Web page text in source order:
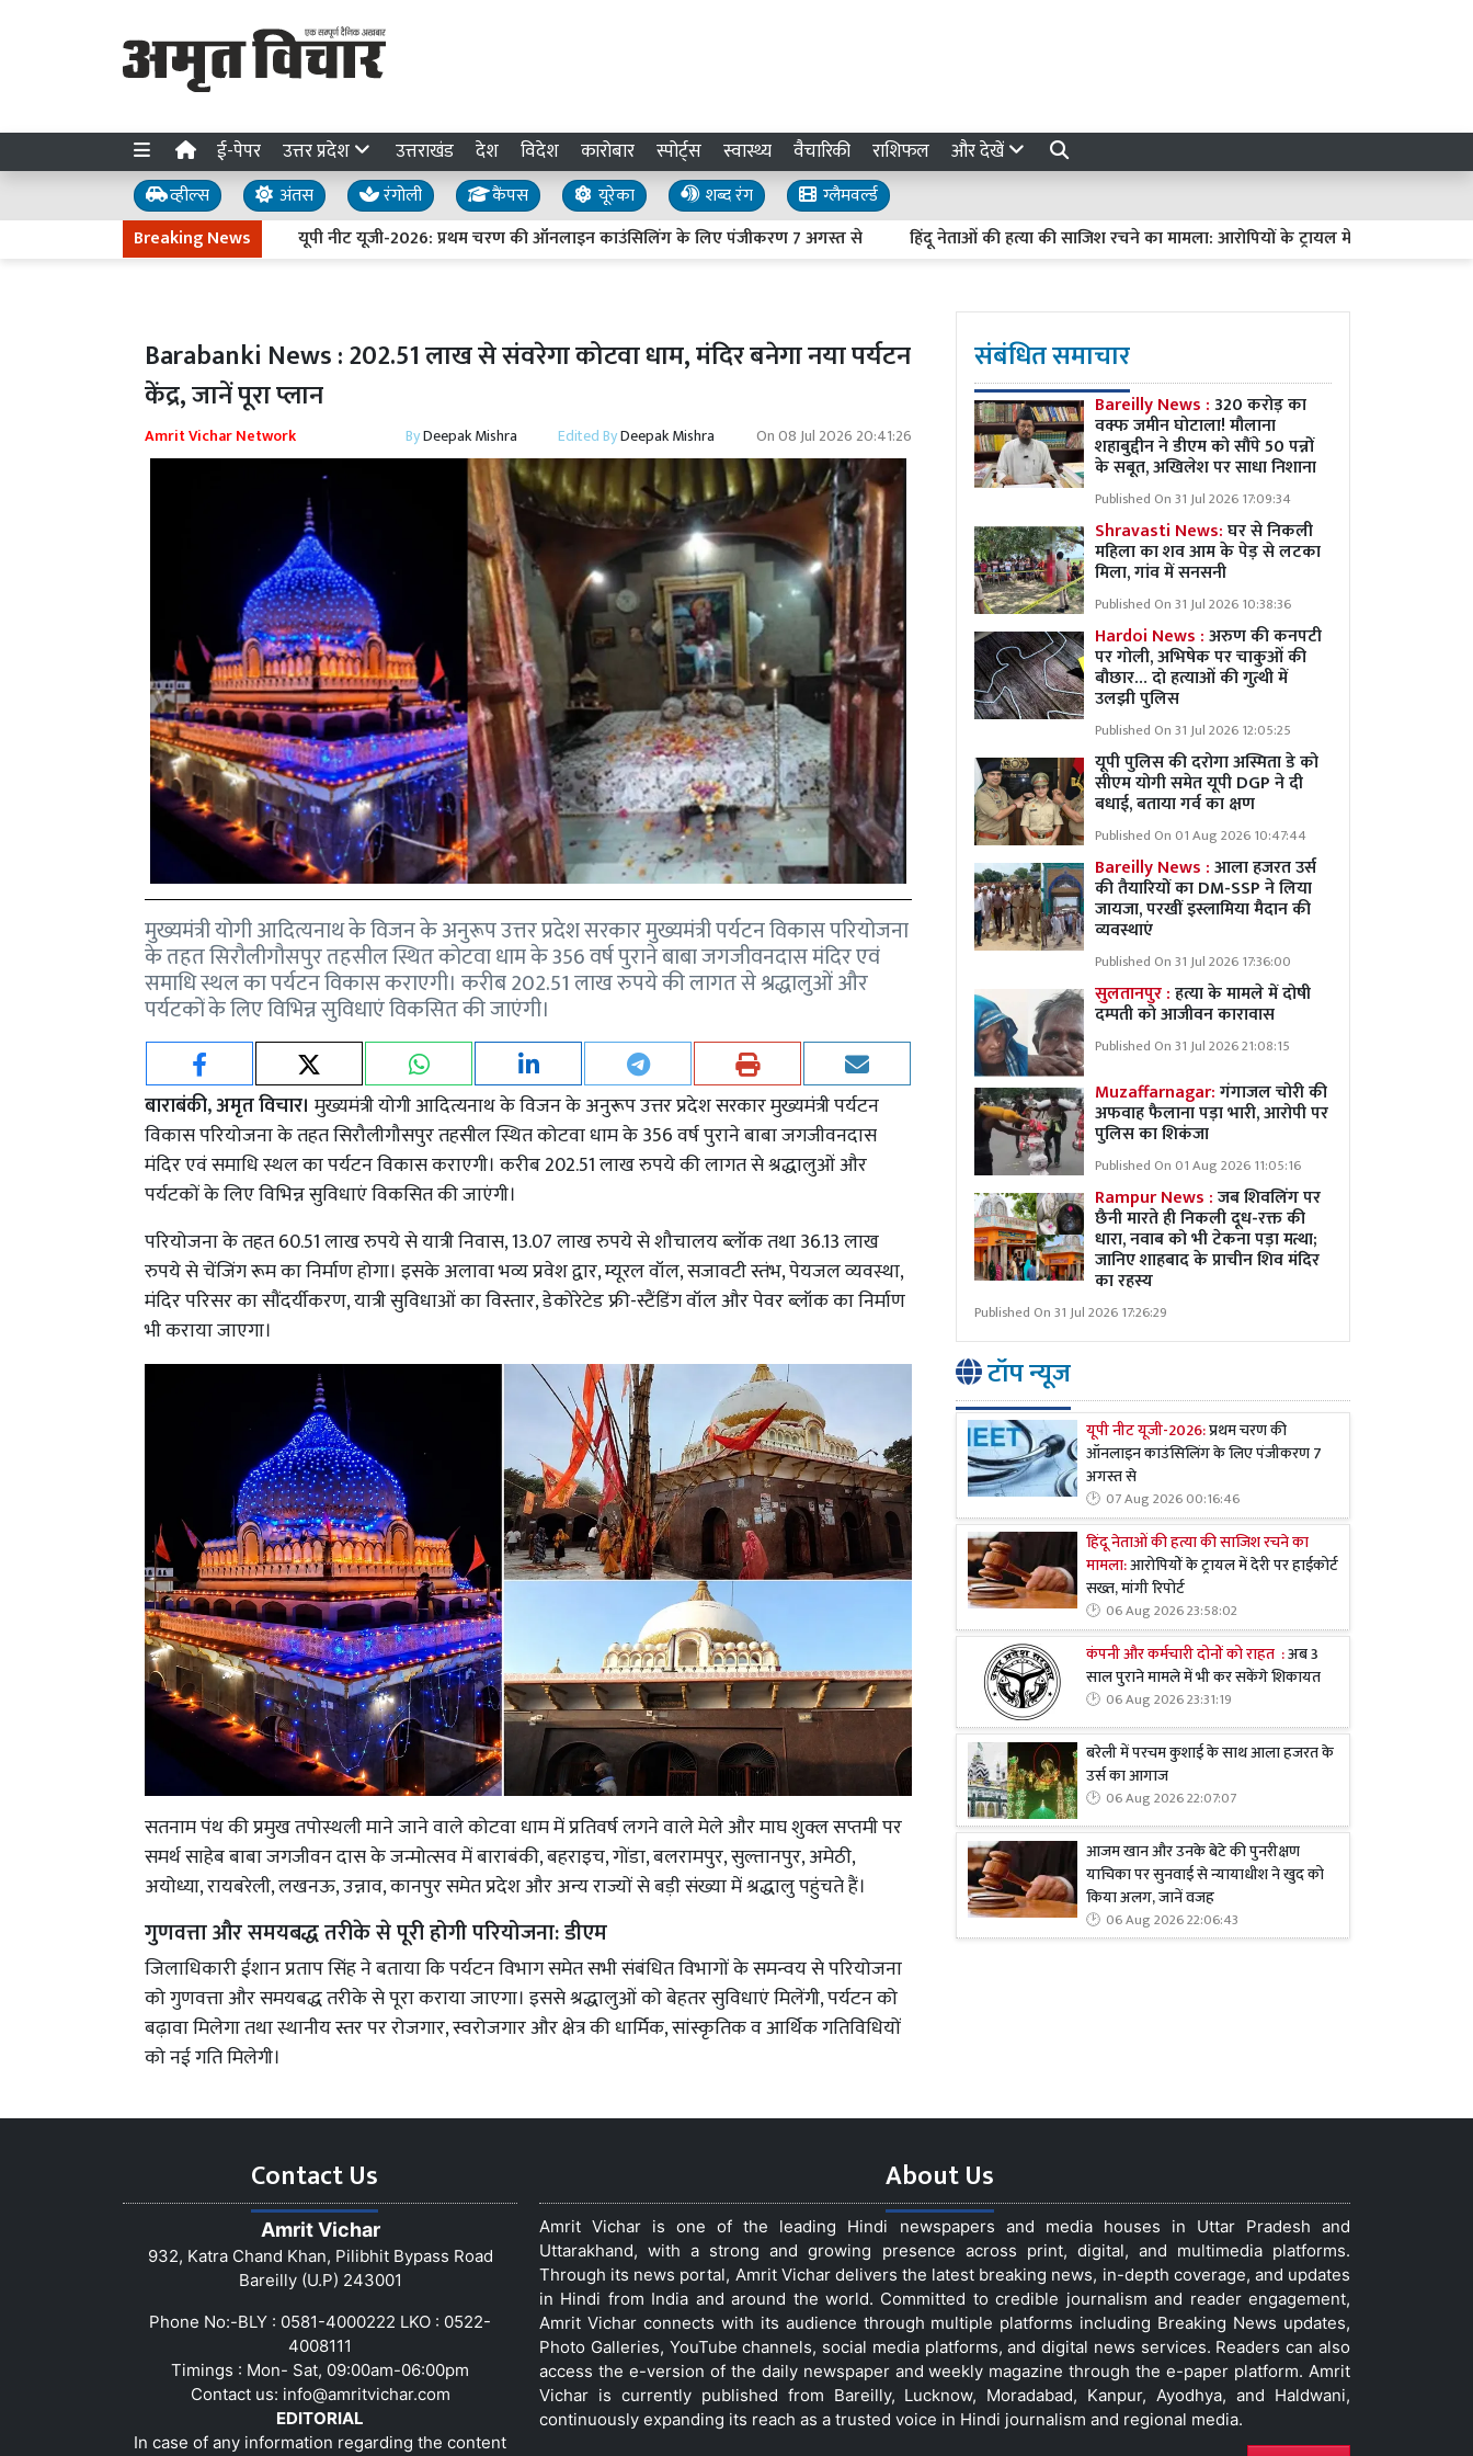
ई-पेपर उत्तर प्रदेश उत्तराखंड देश विदेश कारोबार स्पोर्ट्स स्वास्थ्य वैचारिकी राशिफल और देखें
व्हील्स अंतस रंगोली कैंपस यूरेका शब्द रंग
ग्लैमवर्ल्ड
Breaking News
यूपी नीट यूजी-2026: प्रथम चरण की ऑनलाइन काउंसिलिंग के लिए पंजीकरण 7 अगस्त से हिंदू नेताओं की हत्या की साजिश रचने का मामला: आरोपियों के ट्रायल में देरी पर हाईकोर्ट सख्त,
Barabanki News : 202.51 लाख से संवरेगा कोटवा धाम, मंदिर बनेगा नया पर्यटन
केंद्र, जानें पूरा प्लान
Amrit Vichar Network ByDeepak Mishra Edited ByDeepak Mishra On08 Jul 2026 20:41:26
मुख्यमंत्री योगी आदित्यनाथ के विजन के अनुरूप उत्तर प्रदेश सरकार मुख्यमंत्री पर्यटन विकास परियोजना
के तहत सिरौलीगौसपुर तहसील स्थित कोटवा धाम के 356 वर्ष पुराने बाबा जगजीवनदास मंदिर एवं
समाधि स्थल का पर्यटन विकास कराएगी। करीब 202.51 लाख रुपये की लागत से श्रद्धालुओं और
पर्यटकों के लिए विभिन्न सुविधाएं विकसित की जाएंगी।
बाराबंकी, अमृत विचार। मुख्यमंत्री योगी आदित्यनाथ के विजन के अनुरूप उत्तर प्रदेश सरकार मुख्यमंत्री पर्यटन
विकास परियोजना के तहत सिरौलीगौसपुर तहसील स्थित कोटवा धाम के 356 वर्ष पुराने बाबा जगजीवनदास
मंदिर एवं समाधि स्थल का पर्यटन विकास कराएगी। करीब 202.51 लाख रुपये की लागत से श्रद्धालुओं और
पर्यटकों के लिए विभिन्न सुविधाएं विकसित की जाएंगी।
परियोजना के तहत 60.51 लाख रुपये से यात्री निवास, 13.07 लाख रुपये से शौचालय ब्लॉक तथा 36.13 लाख
रुपये से चेंजिंग रूम का निर्माण होगा। इसके अलावा भव्य प्रवेश द्वार, म्यूरल वॉल, सजावटी स्तंभ, पेयजल व्यवस्था,
मंदिर परिसर का सौंदर्यीकरण, यात्री सुविधाओं का विस्तार, डेकोरेटेड फ्री-स्टैंडिंग वॉल और पेवर ब्लॉक का निर्माण
भी कराया जाएगा।
सतनाम पंथ की प्रमुख तपोस्थली माने जाने वाले कोटवा धाम में प्रतिवर्ष लगने वाले मेले और माघ शुक्ल सप्तमी पर
समर्थ साहेब बाबा जगजीवन दास के जन्मोत्सव में बाराबंकी, बहराइच, गोंडा, बलरामपुर, सुल्तानपुर, अमेठी,
अयोध्या, रायबरेली, लखनऊ, उन्नाव, कानपुर समेत प्रदेश और अन्य राज्यों से बड़ी संख्या में श्रद्धालु पहुंचते हैं।
गुणवत्ता और समयबद्ध तरीके से पूरी होगी परियोजना: डीएम
जिलाधिकारी ईशान प्रताप सिंह ने बताया कि पर्यटन विभाग समेत सभी संबंधित विभागों के समन्वय से परियोजना
को गुणवत्ता और समयबद्ध तरीके से पूरा कराया जाएगा। इससे श्रद्धालुओं को बेहतर सुविधाएं मिलेंगी, पर्यटन को
बढ़ावा मिलेगा तथा स्थानीय स्तर पर रोजगार, स्वरोजगार और क्षेत्र की धार्मिक, सांस्कृतिक व आर्थिक गतिविधियों
को नई गति मिलेगी।
संबंधित समाचार
Bareilly News :320 करोड़ का
वक्फ जमीन घोटाला! मौलाना
शहाबुद्दीन ने डीएम को सौंपे 50 पन्नों
के सबूत, अखिलेश पर साधा निशाना
Published On 31 Jul 2026 17:09:34
Shravasti News:घर से निकली
महिला का शव आम के पेड़ से लटका
मिला, गांव में सनसनी
Published On 31 Jul 2026 10:38:36
Hardoi News :अरुण की कनपटी
पर गोली, अभिषेक पर चाकुओं की
बौछार… दो हत्याओं की गुत्थी में
उलझी पुलिस
Published On 31 Jul 2026 12:05:25
यूपी पुलिस की दरोगा अस्मिता डे को
सीएम योगी समेत यूपी DGP ने दी
बधाई, बताया गर्व का क्षण
Published On 01 Aug 2026 10:47:44
Bareilly News :आला हजरत उर्स
की तैयारियों का DM-SSP ने लिया
जायजा, परखीं इस्लामिया मैदान की
व्यवस्थाएं
Published On 31 Jul 2026 17:36:00
सुलतानपुर :हत्या के मामले में दोषी
दम्पती को आजीवन कारावास
Published On 31 Jul 2026 21:08:15
Muzaffarnagar:गंगाजल चोरी की
अफवाह फैलाना पड़ा भारी, आरोपी पर
पुलिस का शिकंजा
Published On 01 Aug 2026 11:05:16
Rampur News :जब शिवलिंग पर
छैनी मारते ही निकली दूध-रक्त की
धारा, नवाब को भी टेकना पड़ा मत्था;
जानिए शाहबाद के प्राचीन शिव मंदिर
का रहस्य
Published On 31 Jul 2026 17:26:29
टॉप न्यूज
यूपी नीट यूजी-2026:प्रथम चरण की
ऑनलाइन काउंसिलिंग के लिए पंजीकरण 7
अगस्त से
07 Aug 2026 00:16:46
हिंदू नेताओं की हत्या की साजिश रचने का
मामला:आरोपियों के ट्रायल में देरी पर हाईकोर्ट
सख्त, मांगी रिपोर्ट
06 Aug 2026 23:58:02
कंपनी और कर्मचारी दोनों को राहत :अब 3
साल पुराने मामले में भी कर सकेंगे शिकायत
06 Aug 2026 23:31:19
बरेली में परचम कुशाई के साथ आला हजरत के
उर्स का आगाज
06 Aug 2026 22:07:07
आजम खान और उनके बेटे की पुनरीक्षण
याचिका पर सुनवाई से न्यायाधीश ने खुद को
किया अलग, जानें वजह
06 Aug 2026 22:06:43
Contact Us
Amrit Vichar
932, Katra Chand Khan, Pilibhit Bypass Road
Bareilly (U.P) 243001
Phone No:-BLY : 0581-4000222 LKO : 0522-
4008111
Timings : Mon- Sat, 09:00am-06:00pm
Contact us: info@amritvichar.com
EDITORIAL
In case of any information regarding the content
About Us
Amrit Vichar is one of the leading Hindi newspapers and media houses in Uttar Pradesh and
Uttarakhand, with a strong and growing presence across print, digital, and multimedia platforms.
Through its news portal, Amrit Vichar delivers the latest breaking news, in-depth coverage, and updates
in Hindi from India and around the world. Committed to credible journalism and reader engagement,
Amrit Vichar connects with its audience through multiple platforms including Breaking News updates,
Photo Galleries, YouTube channels, social media platforms, and digital news services. Readers can also
access the e-version of the daily newspaper and weekly magazine through the e-paper platform. Amrit
Vichar is currently published from Bareilly, Lucknow, Moradabad, Kanpur, Ayodhya, and Haldwani,
continuously expanding its reach as a trusted voice in Hindi journalism and regional media.